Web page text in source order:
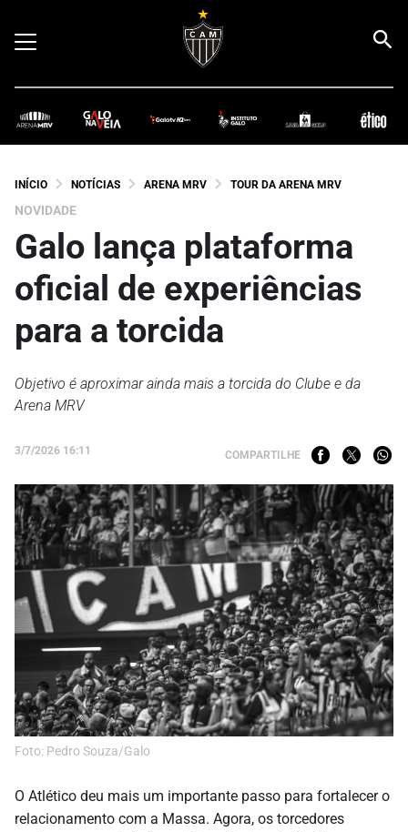
INÍCIO NOTÍCIAS ARENA MRV TOUR DA ARENA MRV
NOVIDADE
Galo lança plataforma
oficial de experiências
para a torcida
Objetivo é aproximar ainda mais a torcida do Clube e da
Arena MRV
3/7/2026 16:11 COMPARTILHE
Foto: Pedro Souza/Galo
O Atlético deu mais um importante passo para fortalecer o
relacionamento com a Massa. Agora, os torcedores